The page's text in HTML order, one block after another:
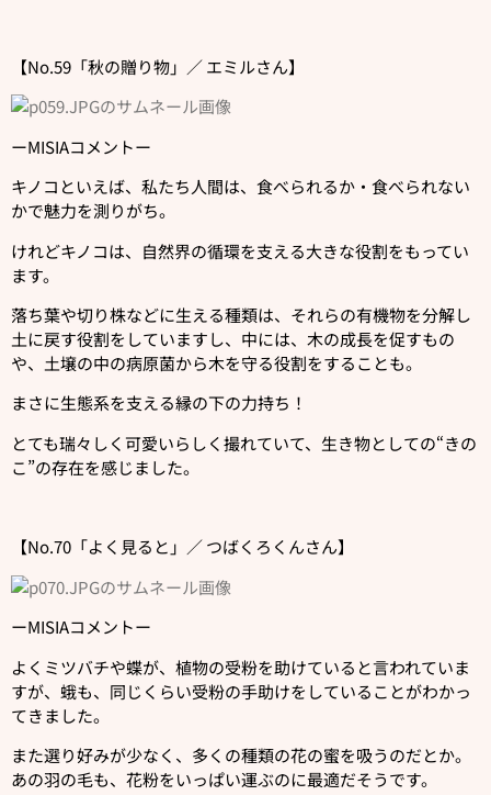
【No.59「秋の贈り物」／ エミルさん】
ーMISIAコメントー
キノコといえば、私たち人間は、食べられるか・食べられない
かで魅力を測りがち。
けれどキノコは、自然界の循環を支える大きな役割をもってい
ます。
落ち葉や切り株などに生える種類は、それらの有機物を分解し
土に戻す役割をしていますし、中には、木の成長を促すもの
や、土壌の中の病原菌から木を守る役割をすることも。
まさに生態系を支える縁の下の力持ち！
とても瑞々しく可愛いらしく撮れていて、生き物としての“きの
こ”の存在を感じました。
【No.70「よく見ると」／ つばくろくんさん】
ーMISIAコメントー
よくミツバチや蝶が、植物の受粉を助けていると言われていま
すが、蛾も、同じくらい受粉の手助けをしていることがわかっ
てきました。
また選り好みが少なく、多くの種類の花の蜜を吸うのだとか。
あの羽の毛も、花粉をいっぱい運ぶのに最適だそうです。